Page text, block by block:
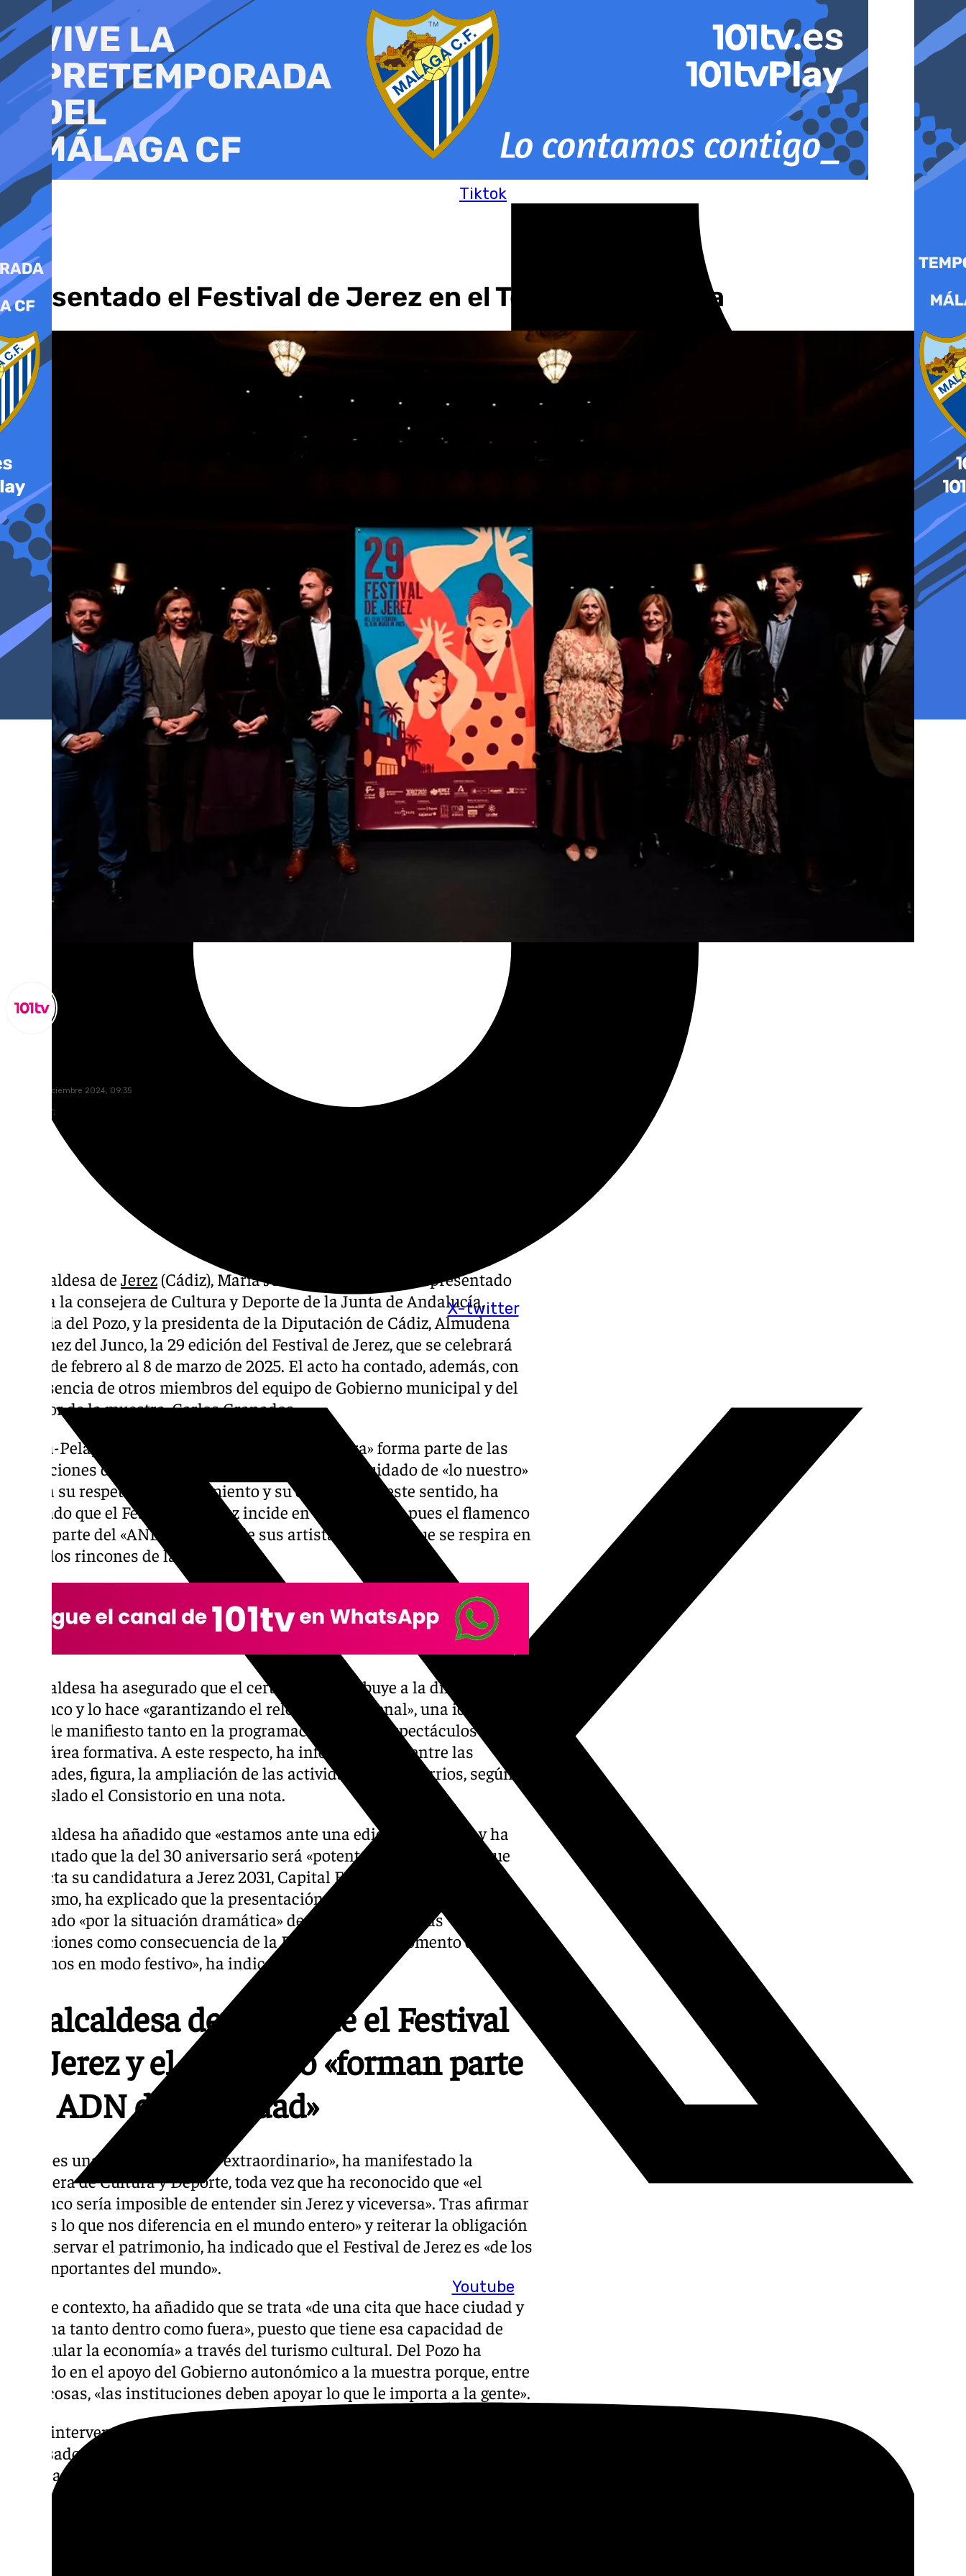
al
contenido
Tiktok
X-twitter
Youtube
Presentado el Festival de Jerez en el Teatro Villamarta
martes, 3 diciembre 2024, 09:35
Compartir:
La alcaldesa de Jerez (Cádiz), María José García-Pelayo, ha presentado
junto a la consejera de Cultura y Deporte de la Junta de Andalucía,
Patricia del Pozo, y la presidenta de la Diputación de Cádiz, Almudena
Martínez del Junco, la 29 edición del Festival de Jerez, que se celebrará
del 21 de febrero al 8 de marzo de 2025. El acto ha contado, además, con
la presencia de otros miembros del equipo de Gobierno municipal y del
director de la muestra, Carlos Granados.
García-Pelayo ha destacado que «cuidar la cultura» forma parte de las
obligaciones de la institución que preside. Y este cuidado de «lo nuestro»
abarca su respeto, su conocimiento y su difusión. En este sentido, ha
señalado que el Festival de Jerez incide en este aspecto, pues el flamenco
forma parte del «AND de Jerez y de sus artistas. Un arte que se respira en
todos los rincones de la ciudad».
La alcaldesa ha asegurado que el certamen contribuye a la difusión del
flamenco y lo hace «garantizando el relevo generacional», una idea que se
pone de manifiesto tanto en la programación de sus espectáculos como
en su área formativa. A este respecto, ha informado que, entre las
novedades, figura, la ampliación de las actividades a los barrios, según
ha traslado el Consistorio en una nota.
La alcaldesa ha añadido que «estamos ante una edición distinta» y ha
adelantado que la del 30 aniversario será «potente» en una ciudad que
proyecta su candidatura a Jerez 2031, Capital Europea de la Cultura.
Asimismo, ha explicado que la presentación de esta edición se ha
retrasado «por la situación dramática» de Valencia y de otras
poblaciones como consecuencia de la DANA. «No era momento de
ponernos en modo festivo», ha indicado.
La alcaldesa destaca que el Festival
de Jerez y el flamenco «forman parte
del ADN de la ciudad»
«Jerez es una tierra de talento extraordinario», ha manifestado la
consejera de Cultura y Deporte, toda vez que ha reconocido que «el
flamenco sería imposible de entender sin Jerez y viceversa». Tras afirmar
que «es lo que nos diferencia en el mundo entero» y reiterar la obligación
de conservar el patrimonio, ha indicado que el Festival de Jerez es «de los
más importantes del mundo».
En este contexto, ha añadido que se trata «de una cita que hace ciudad y
aglutina tanto dentro como fuera», puesto que tiene esa capacidad de
«estimular la economía» a través del turismo cultural. Del Pozo ha
incidido en el apoyo del Gobierno autonómico a la muestra porque, entre
otras cosas, «las instituciones deben apoyar lo que le importa a la gente».
En su intervención, la presidenta de la Diputación de Cádiz ha
expresado su agradecimiento a todas las personas y entidades
implicadas en la organización del evento «por vuestra pasión y amor al
flamenco y a este Festival» que, una edición más, convertirá a Jerez en